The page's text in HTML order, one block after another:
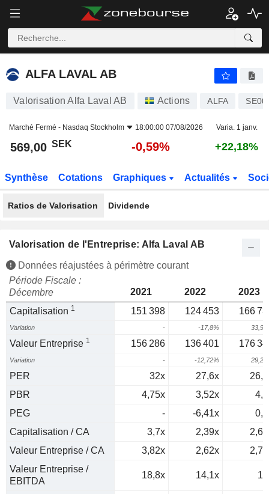
ALFA LAVAL AB
ALFA LAVAL AB
Valorisation Alfa Laval AB Actions ALFA
Marché Fermé - Nasdaq Stockholm 18:00:00 07/08/2026 Varia. 1 janv.
569,00 SEK -0,59% +22,18%
Synthèse Cotations Graphiques Actualités
Ratios de Valorisation Dividende
Valorisation de l'Entreprise: Alfa Laval AB
Données réajustées à périmètre courant
Période Fiscale :
Décembre
2021 2022
2023
Capitalisation 1 151 398 124 453 166
Variation - -17,8%
Valeur Entreprise 1 156 286 136 401 176
Variation - -12,72%
PER 32x 27,6x
PBR
4,75x 3,52x
PEG
- -6,41x
Capitalisation / CA
3,7x 2,39x
Valeur Entreprise / CA
3,82x 2,62x
Valeur Entreprise /
EBITDA
18,8x 14,1x